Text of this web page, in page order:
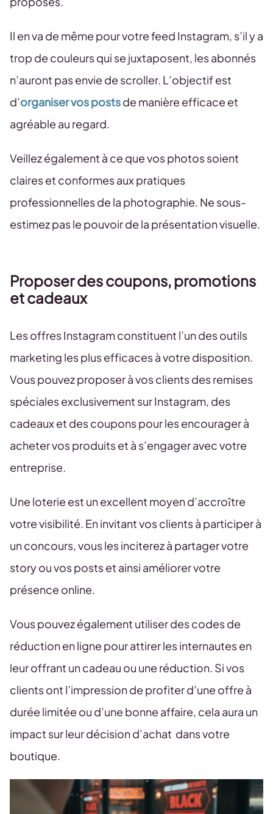
Il en va de même pour votre feed Instagram, s’il y a
trop de couleurs qui se juxtaposent, les abonnés
n’auront pas envie de scroller. L’objectif est
d’organiser vos postsde manière efficace et
agréable au regard.
Veillez également à ce que vos photos soient
claires et conformes aux pratiques
professionnelles de la photographie. Ne sous-
estimez pas le pouvoir de la présentation visuelle.
Proposer des coupons, promotions
et cadeaux
Les offres Instagram constituent l’un des outils
marketing les plus efficaces à votre disposition.
Vous pouvez proposer à vos clients des remises
spéciales exclusivement sur Instagram, des
cadeaux et des coupons pour les encourager à
acheter vos produits et à s’engager avec votre
entreprise.
Une loterie est un excellent moyen d’accroître
votre visibilité. En invitant vos clients à participer à
un concours, vous les inciterez à partager votre
story ou vos posts et ainsi améliorer votre
présence online.
Vous pouvez également utiliser des codes de
réduction en ligne pour attirer les internautes en
leur offrant un cadeau ou une réduction. Si vos
clients ont l’impression de profiter d’une offre à
durée limitée ou d’une bonne affaire, cela aura un
impact sur leur décision d’achat dans votre
boutique.